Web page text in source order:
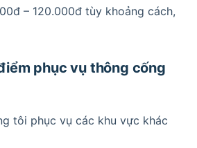
– 120.000đ tùy khoảng cách,
phục vụ thông cống
tôi phục vụ các khu vực khác